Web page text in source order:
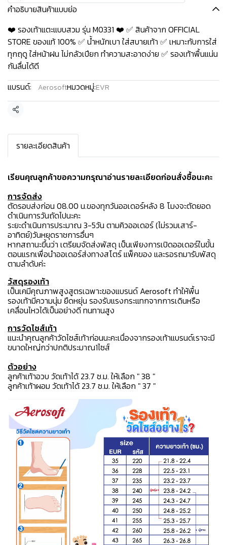
คำอธิบายสินค้าแบบย่อ
❤️ รองเท้าแตะแบบสวม รุ่น M0331 ❤️ ✅ สินค้าจาก OFFICIAL
STORE ของแท้ 100% ✅ น้ำหนักเบา ใส่สบายเท้า ✅ เหมาะกับการใส่
ทุกฤดู ใส่หน้าฝน ไม่กลัวเปียก ทำความสะอาดง่าย ✅ รองเท้าพื้นแน่น
กันลื่นได้ดี
แบรนด์:
Aerosoftหมวดหมู่:EVR
แชร์
รายละเอียดสินค้า
เรียนคุณลูกค้าขอความกรุณาอ่านรายละเอียดก่อนสั่งซื้อนะคะ️
การจัดส่ง
ตัดรอบส่งก่อน 08.00 น.ของทุกวันออเดอร์หลัง 8 โมงจะตัดยอด
ดำเนินการวันถัดไปนะคะ
ระยะดำเนินการประมาณ 3-5วัน ตามคิวออเดอร์ (ไม่รวมเสาร์-
อาทิตย์)วันหยุดราชการอื่นๆ
หากสถานะขึ้นว่า เตรียมจัดส่งพัสดุ เป็นเพียงการเปิดออเดอร์ในขั้น
ตอนแรกเพื่อนำออเดอร์ส่งทางสโตร์ แพ็คของ และรอรถมารับพัสดุ
ตามลำดับค่ะ
วัสดุรองเท้า
เป็นเคมีคุณภาพสูงสูตรเฉพาะของแบรนด์ Aerosoft ทำให้พื้น
รองเท้ามีความนุ่ม ยืดหยุ่น รองรับแรงกระแทกจากการเดินหรือ
เคลื่อนไหวได้เป็นอย่างดี ทนทานสูง
การวัดไซส์เท้า
แนะนำคุณลูกค้าวัดไซส์เท้าก่อนนะคะเนื่องจากรองเท้าแบรนด์เราจะมี
ขนาดใหญ่กว่าปกติประมาณ1ไซส์
ตัวอย่าง
ลูกค้าเท้าอวบ วัดเท้าได้ 23.7 ซ.ม. ให้เลือก " 38 "
ลูกค้าเท้าผอม วัดเท้าได้ 23.7 ซ.ม. ให้เลือก " 37 "